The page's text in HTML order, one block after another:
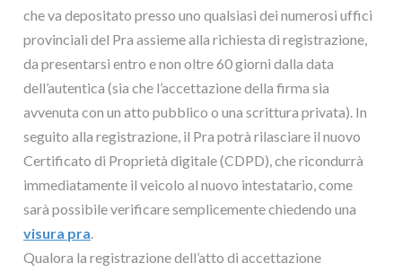
che va depositato presso uno qualsiasi dei numerosi uffici
provinciali del Pra assieme alla richiesta di registrazione,
da presentarsi entro e non oltre 60 giorni dalla data
dell’autentica (sia che l’accettazione della firma sia
avvenuta con un atto pubblico o una scrittura privata). In
seguito alla registrazione, il Pra potrà rilasciare il nuovo
Certificato di Proprietà digitale (CDPD), che ricondurrà
immediatamente il veicolo al nuovo intestatario, come
sarà possibile verificare semplicemente chiedendo una
visura pra.
Qualora la registrazione dell’atto di accettazione